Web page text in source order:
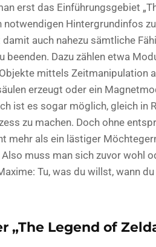
erst das Einführungsgebiet
Hintergrundinfos
auch nahezu sämtliche
Dazu zählen etwa
mittels Zeitmanipulation
erzeugt oder ein
ist es sogar möglich, gleich in
zu machen. Doch ohne
mehr als ein lästiger
muss man sich zuvor wohl
Tu, was du willst, wann
„The Legend of